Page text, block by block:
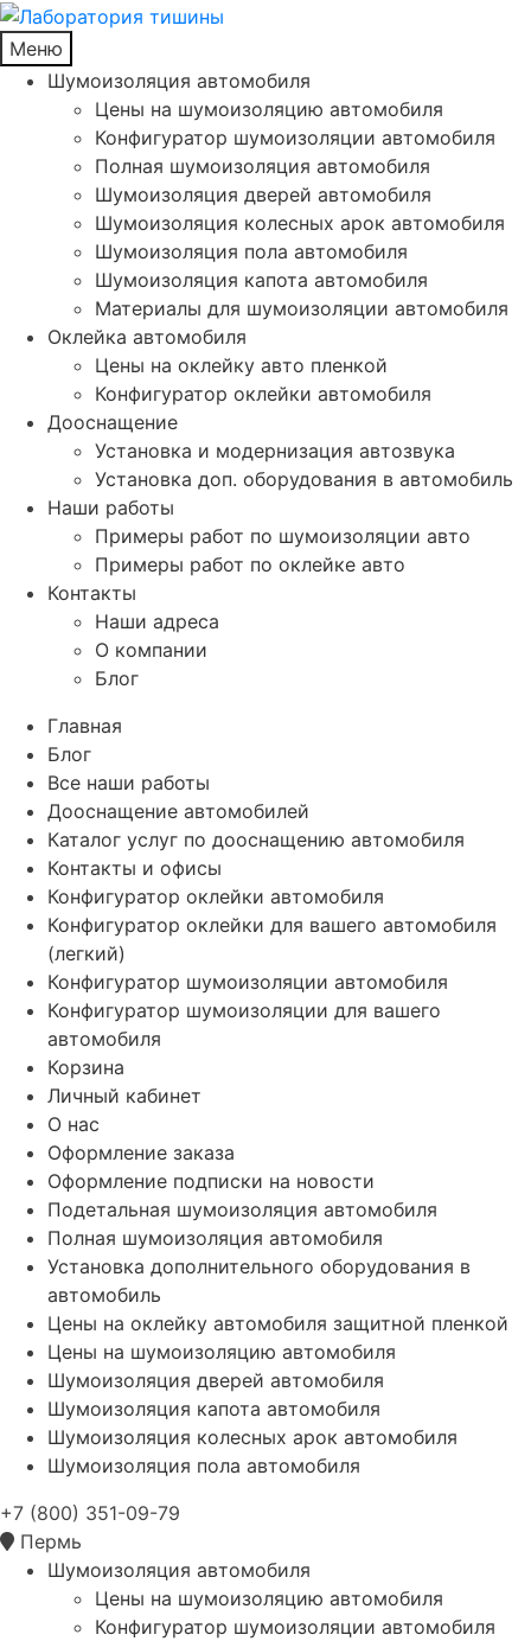
Меню
Шумоизоляция автомобиля
Цены на шумоизоляцию автомобиля
Конфигуратор шумоизоляции автомобиля
Полная шумоизоляция автомобиля
Шумоизоляция дверей автомобиля
Шумоизоляция колесных арок автомобиля
Шумоизоляция пола автомобиля
Шумоизоляция капота автомобиля
Материалы для шумоизоляции автомобиля
Оклейка автомобиля
Цены на оклейку авто пленкой
Конфигуратор оклейки автомобиля
Дооснащение
Установка и модернизация автозвука
Установка доп. оборудования в автомобиль
Наши работы
Примеры работ по шумоизоляции авто
Примеры работ по оклейке авто
Контакты
Наши адреса
О компании
Блог
Главная
Блог
Все наши работы
Дооснащение автомобилей
Каталог услуг по дооснащению автомобиля
Контакты и офисы
Конфигуратор оклейки автомобиля
Конфигуратор оклейки для вашего автомобиля
(легкий)
Конфигуратор шумоизоляции автомобиля
Конфигуратор шумоизоляции для вашего
автомобиля
Корзина
Личный кабинет
О нас
Оформление заказа
Оформление подписки на новости
Подетальная шумоизоляция автомобиля
Полная шумоизоляция автомобиля
Установка дополнительного оборудования в
автомобиль
Цены на оклейку автомобиля защитной пленкой
Цены на шумоизоляцию автомобиля
Шумоизоляция дверей автомобиля
Шумоизоляция капота автомобиля
Шумоизоляция колесных арок автомобиля
Шумоизоляция пола автомобиля
+7 (800) 351-09-79
Пермь
Шумоизоляция автомобиля
Цены на шумоизоляцию автомобиля
Конфигуратор шумоизоляции автомобиля